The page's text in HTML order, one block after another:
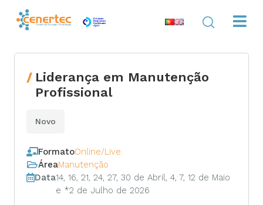
Liderança em Manutenção
Profissional
Novo
FormatoOnline/Live
ÁreaManutenção
Data14, 16, 21, 24, 27, 30 de Abril, 4, 7, 12 de Maio
e *2 de Julho de 2026